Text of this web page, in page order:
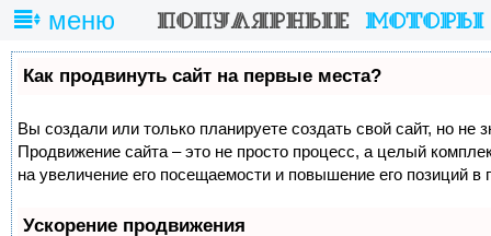
меню
Как продвинуть сайт на первые места?
Вы создали или только планируете создать свой сайт, но не
Продвижение сайта – это не просто процесс, а целый
на увеличение его посещаемости и повышение его позиций в
Ускорение продвижения